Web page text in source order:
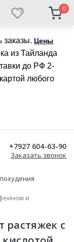
заказы. Цены
из Тайланда
до РФ 2-
любого
0
+7927 604-63-90
Заказать звонок
и
с